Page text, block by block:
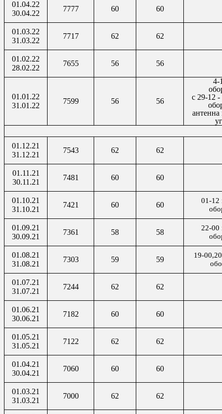
01.04.22
30.04.22
7777 60 60
01.03.22
31.03.22
7717 62 62
01.02.22
28.02.22
7655 56 56
01.01.22
31.01.22
7599 56 56
4-
с 29-12
антенна
01.12.21
31.12.21
7543 62 62
01.11.21
30.11.21
7481 60 60
01.10.21
31.10.21
7421 60 60
01-12
01.09.21
30.09.21
7361 58 58
22-00
01.08.21
31.08.21
7303 59 59
19-
01.07.21
31.07.21
7244 62 62
01.06.21
30.06.21
7182 60 60
01.05.21
31.05.21
7122 62 62
01.04.21
30.04.21
7060 60 60
01.03.21
31.03.21
7000 62 62